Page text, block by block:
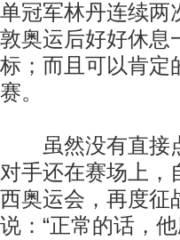
单冠军林丹连续两
敦奥运后好好休息
标；而且可以肯定
赛。
虽然没有直接点
对手还在赛场上，
西奥运会，再度征
说：“正常的话，